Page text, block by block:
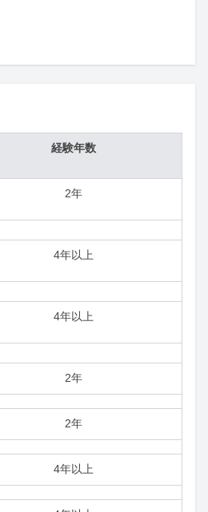
経験年数
2年
4年以上
4年以上
2年
2年
4年以上